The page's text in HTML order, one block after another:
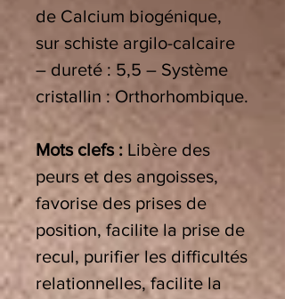
de Calcium biogénique,
sur schiste argilo-calcaire
– dureté : 5,5 – Système
cristallin : Orthorhombique.
Mots clefs : Libère des
peurs et des angoisses,
favorise des prises de
position, facilite la prise de
recul, purifier les difficultés
relationnelles, facilite la